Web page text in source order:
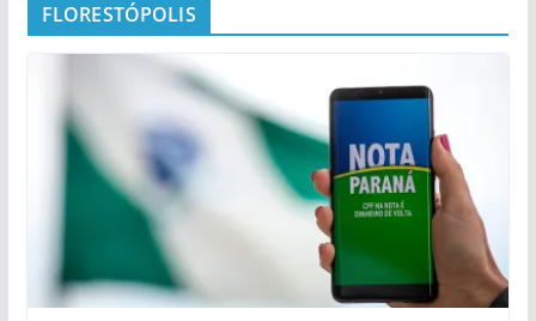
FLORESTÓPOLIS